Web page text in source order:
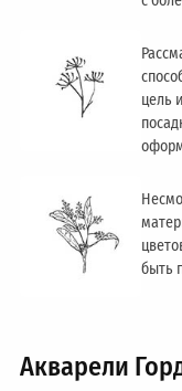
цель
быть
Акварели